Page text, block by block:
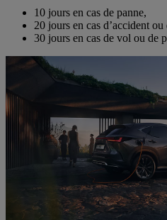
10 jours en cas de panne,
20 jours en cas d’accident
30 jours en cas de vol ou de